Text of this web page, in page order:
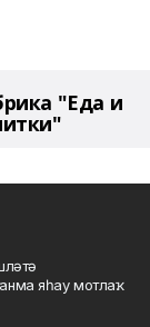
"Еда и
яһау мотлаҡ.